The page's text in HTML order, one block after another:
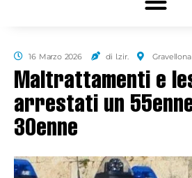
16 Marzo 2026 di l.zir.
Maltrattamenti e
arrestati un
30enne